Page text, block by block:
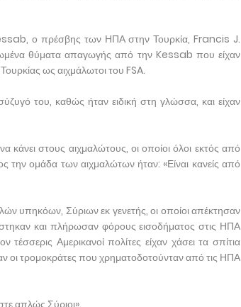
ο πρέσβης των ΗΠΑ στην Τουρκία, Francis J.
θύματα απαγωγής από την Kessab που είχαν
ως αιχμάλωτοι του FSA.
του, καθώς ήταν ειδική στη γλώσσα, και είχαν
στους αιχμαλώτους, οι οποίοι όλοι εκτός από
ομάδα των αιχμαλώτων ήταν: «Είναι κανείς από
υπηκόων, Σύριων εκ γενετής, οι οποίοι απέκτησαν
και πλήρωσαν φόρους εισοδήματος στις ΗΠΑ
Αμερικανοί πολίτες είχαν χάσει τα σπίτια
οι τρομοκράτες που χρηματοδοτούνταν από τις ΗΠΑ
απλώς Σύριοι».